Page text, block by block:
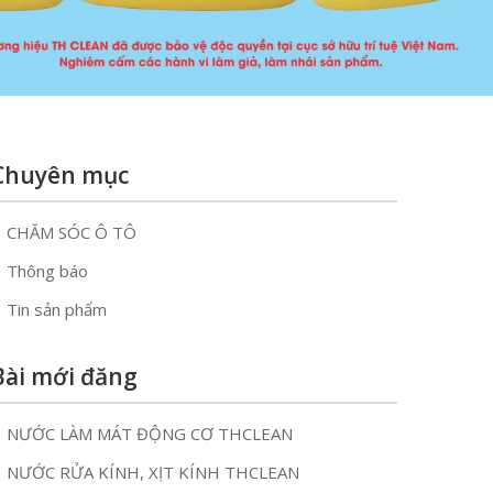
mục
CHĂM SÓC Ô TÔ
Thông báo
Tin sản phẩm
mới đăng
NƯỚC LÀM MÁT ĐỘNG CƠ THCLEAN
NƯỚC RỬA KÍNH, XỊT KÍNH THCLEAN